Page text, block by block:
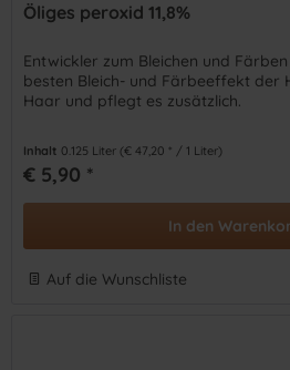
Öliges peroxid 11,8%
Entwickler zum Bleichen und
besten Bleich- und Färbeeffekt der
Haar und pflegt es zusätzlich.
Inhalt 0.125 Liter (€ 47,20 * / 1 Liter)
€ 5,90 *
In den
Auf die Wunschliste